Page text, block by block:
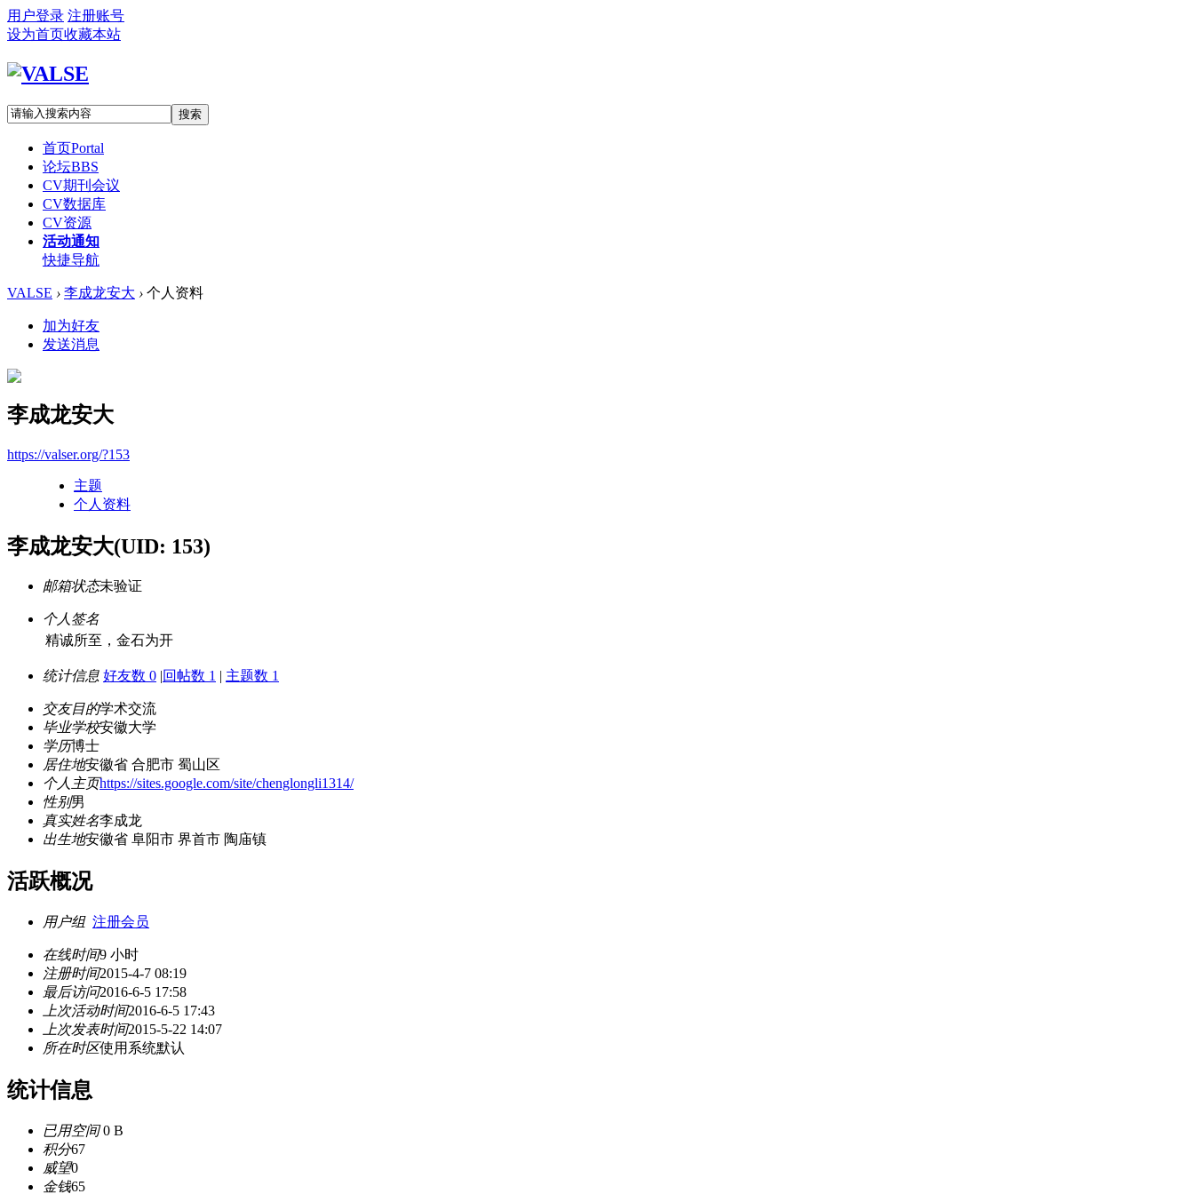
用户登录 注册账号
设为首页收藏本站
搜索
首页Portal
论坛BBS
CV期刊会议
CV数据库
CV资源
活动通知
快捷导航
VALSE › 李成龙安大 › 个人资料
加为好友
发送消息
李成龙安大
https://valser.org/?153
主题
个人资料
李成龙安大(UID: 153)
邮箱状态未验证
个人签名
精诚所至，金石为开
统计信息 好友数 0 |回帖数 1 | 主题数 1
交友目的学术交流
毕业学校安徽大学
学历博士
居住地安徽省 合肥市 蜀山区
个人主页https://sites.google.com/site/chenglongli1314/
性别男
真实姓名李成龙
出生地安徽省 阜阳市 界首市 陶庙镇
活跃概况
用户组 注册会员
在线时间9 小时
注册时间2015-4-7 08:19
最后访问2016-6-5 17:58
上次活动时间2016-6-5 17:43
上次发表时间2015-5-22 14:07
所在时区使用系统默认
统计信息
已用空间0 B
积分67
威望0
金钱65